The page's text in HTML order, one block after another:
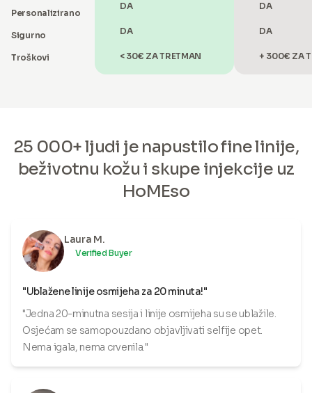
Personalizirano
Sigurno
Troškovi
DA
DA
< 30€ ZA TRETMAN
DA
DA
+ 300€ ZA
25 000+ ljudi je napustilo fine linije,
beživotnu kožu i skupe injekcije uz
HoMEso
Laura M.
Verified Buyer
"Ublažene linije osmijeha za 20 minuta!"
"Jedna 20-minutna sesija i linije osmijeha su se ublažile.
Osjećam se samopouzdano objavljivati selfije opet.
Nema igala, nema crvenila."